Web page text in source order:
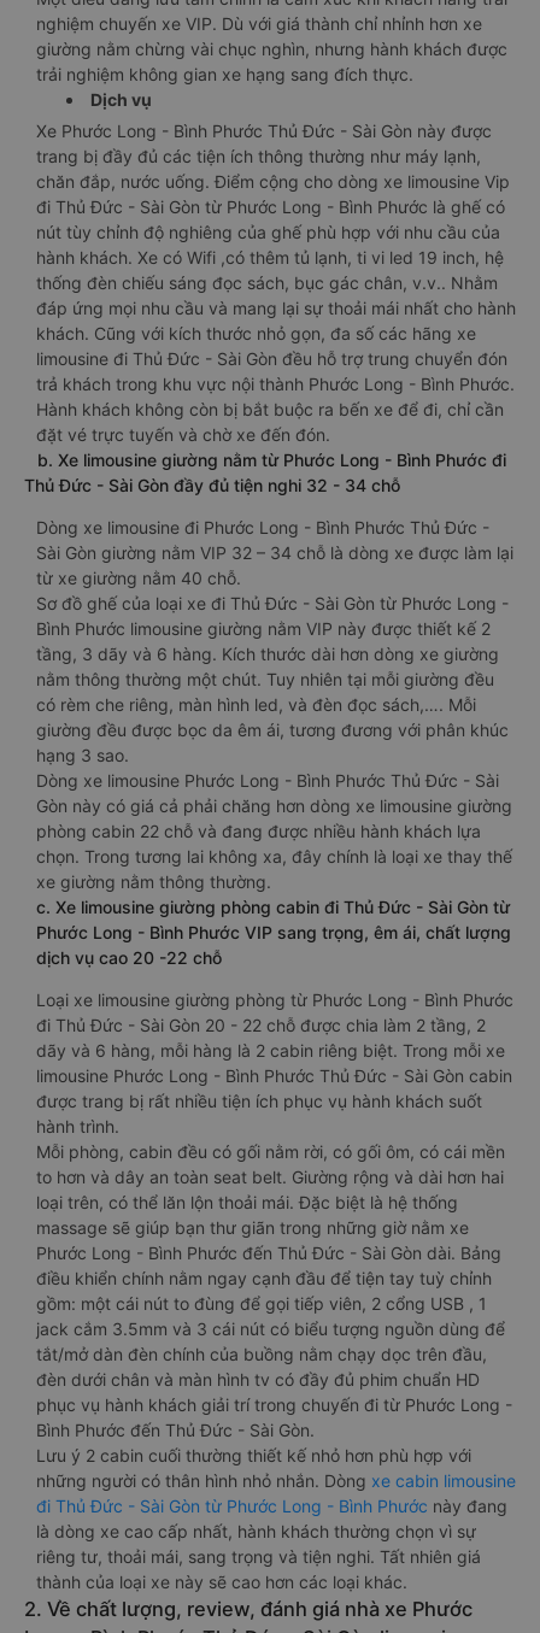
nghiệm chuyến xe VIP. Dù với giá thành chỉ nhỉnh hơn xe
giường nằm chừng vài chục nghìn, nhưng hành khách được
trải nghiệm không gian xe hạng sang đích thực.
Dịch vụ
Xe Phước Long - Bình Phước Thủ Đức - Sài Gòn này được
trang bị đầy đủ các tiện ích thông thường như máy lạnh,
chăn đắp, nước uống. Điểm cộng cho dòng xe limousine Vip
đi Thủ Đức - Sài Gòn từ Phước Long - Bình Phước là ghế có
nút tùy chỉnh độ nghiêng của ghế phù hợp với nhu cầu của
hành khách. Xe có Wifi ,có thêm tủ lạnh, ti vi led 19 inch, hệ
thống đèn chiếu sáng đọc sách, bục gác chân, v.v.. Nhằm
đáp ứng mọi nhu cầu và mang lại sự thoải mái nhất cho hành
khách. Cũng với kích thước nhỏ gọn, đa số các hãng xe
limousine đi Thủ Đức - Sài Gòn đều hỗ trợ trung chuyển đón
trả khách trong khu vực nội thành Phước Long - Bình Phước.
Hành khách không còn bị bắt buộc ra bến xe để đi, chỉ cần
đặt vé trực tuyến và chờ xe đến đón.
b. Xe limousine giường nằm từ Phước Long - Bình Phước đi
Thủ Đức - Sài Gòn đầy đủ tiện nghi 32 - 34 chỗ
Dòng xe limousine đi Phước Long - Bình Phước Thủ Đức -
Sài Gòn giường nằm VIP 32 – 34 chỗ là dòng xe được làm lại
từ xe giường nằm 40 chỗ.
Sơ đồ ghế của loại xe đi Thủ Đức - Sài Gòn từ Phước Long -
Bình Phước limousine giường nằm VIP này được thiết kế 2
tầng, 3 dãy và 6 hàng. Kích thước dài hơn dòng xe giường
nằm thông thường một chút. Tuy nhiên tại mỗi giường đều
có rèm che riêng, màn hình led, và đèn đọc sách,…. Mỗi
giường đều được bọc da êm ái, tương đương với phân khúc
hạng 3 sao.
Dòng xe limousine Phước Long - Bình Phước Thủ Đức - Sài
Gòn này có giá cả phải chăng hơn dòng xe limousine giường
phòng cabin 22 chỗ và đang được nhiều hành khách lựa
chọn. Trong tương lai không xa, đây chính là loại xe thay thế
xe giường nằm thông thường.
c. Xe limousine giường phòng cabin đi Thủ Đức - Sài Gòn từ
Phước Long - Bình Phước VIP sang trọng, êm ái, chất lượng
dịch vụ cao 20 -22 chỗ
Loại xe limousine giường phòng từ Phước Long - Bình Phước
đi Thủ Đức - Sài Gòn 20 - 22 chỗ được chia làm 2 tầng, 2
dãy và 6 hàng, mỗi hàng là 2 cabin riêng biệt. Trong mỗi xe
limousine Phước Long - Bình Phước Thủ Đức - Sài Gòn cabin
được trang bị rất nhiều tiện ích phục vụ hành khách suốt
hành trình.
Mỗi phòng, cabin đều có gối nằm rời, có gối ôm, có cái mền
to hơn và dây an toàn seat belt. Giường rộng và dài hơn hai
loại trên, có thể lăn lộn thoải mái. Đặc biệt là hệ thống
massage sẽ giúp bạn thư giãn trong những giờ nằm xe
Phước Long - Bình Phước đến Thủ Đức - Sài Gòn dài. Bảng
điều khiển chính nằm ngay cạnh đầu để tiện tay tuỳ chỉnh
gồm: một cái nút to đùng để gọi tiếp viên, 2 cổng USB , 1
jack cắm 3.5mm và 3 cái nút có biểu tượng nguồn dùng để
tắt/mở dàn đèn chính của buồng nằm chạy dọc trên đầu,
đèn dưới chân và màn hình tv có đầy đủ phim chuẩn HD
phục vụ hành khách giải trí trong chuyến đi từ Phước Long -
Bình Phước đến Thủ Đức - Sài Gòn.
Lưu ý 2 cabin cuối thường thiết kế nhỏ hơn phù hợp với
những người có thân hình nhỏ nhắn. Dòng xe cabin limousine
đi Thủ Đức - Sài Gòn từ Phước Long - Bình Phước này đang
là dòng xe cao cấp nhất, hành khách thường chọn vì sự
riêng tư, thoải mái, sang trọng và tiện nghi. Tất nhiên giá
thành của loại xe này sẽ cao hơn các loại khác.
2. Về chất lượng, review, đánh giá nhà xe Phước